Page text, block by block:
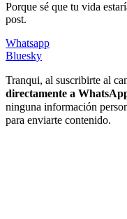
Porque sé que tu vida
post.
Whatsapp
Bluesky
Tranqui, al suscribirte al
directamente a
ninguna información
para enviarte contenido.